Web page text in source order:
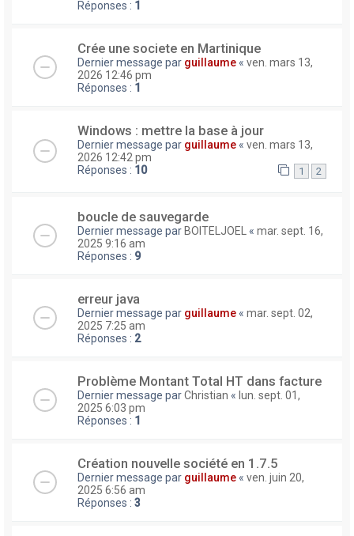
Réponses : 1
Crée une societe en Martinique
Dernier message par guillaume « ven. mars 13,
2026 12:46 pm
Réponses : 1
Windows : mettre la base à jour
Dernier message par guillaume « ven. mars 13,
2026 12:42 pm
Réponses : 10 1 2
boucle de sauvegarde
Dernier message par BOITELJOEL « mar. sept. 16,
2025 9:16 am
Réponses : 9
erreur java
Dernier message par guillaume « mar. sept. 02,
2025 7:25 am
Réponses : 2
Problème Montant Total HT dans facture
Dernier message parChristian « lun. sept. 01,
2025 6:03 pm
Réponses : 1
Création nouvelle société en 1.7.5
Dernier message par guillaume « ven. juin 20,
2025 6:56 am
Réponses : 3